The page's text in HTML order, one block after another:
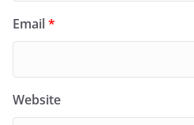
Email*
Website